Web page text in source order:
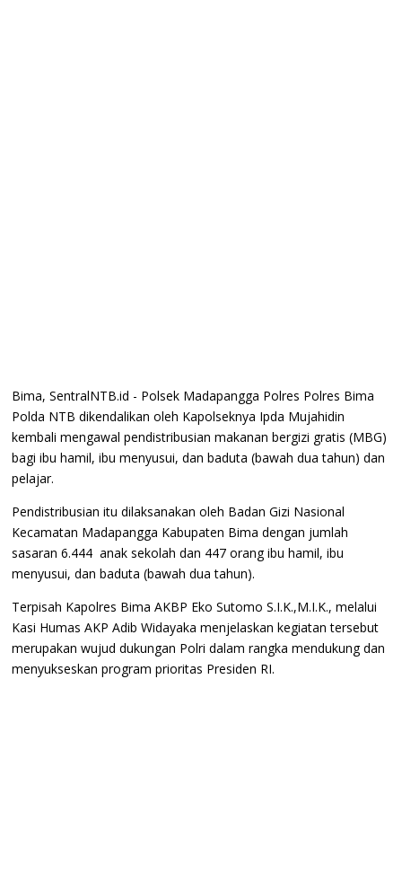
Bima, SentralNTB.id - Polsek Madapangga Polres Polres Bima
Polda NTB dikendalikan oleh Kapolseknya Ipda Mujahidin
kembali mengawal pendistribusian makanan bergizi gratis (MBG)
bagi ibu hamil, ibu menyusui, dan baduta (bawah dua tahun) dan
pelajar.
Pendistribusian itu dilaksanakan oleh Badan Gizi Nasional
Kecamatan Madapangga Kabupaten Bima dengan jumlah
sasaran 6.444 anak sekolah dan 447 orang ibu hamil, ibu
menyusui, dan baduta (bawah dua tahun).
Terpisah Kapolres Bima AKBP Eko Sutomo S.I.K.,M.I.K., melalui
Kasi Humas AKP Adib Widayaka menjelaskan kegiatan tersebut
merupakan wujud dukungan Polri dalam rangka mendukung dan
menyukseskan program prioritas Presiden RI.